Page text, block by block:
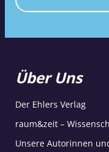
Über Uns
Der Ehlers Verlag
raum&zeit –
Unsere Autorinnen